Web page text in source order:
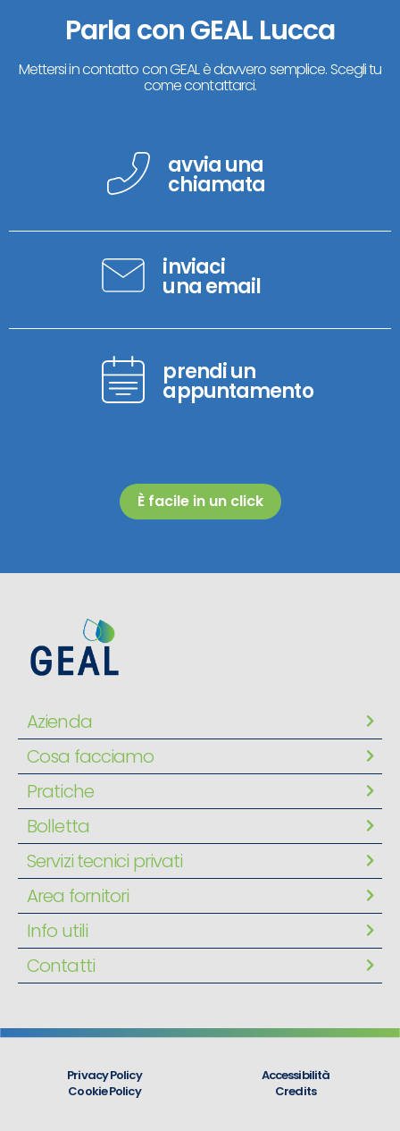
Parla con GEAL Lucca
Mettersi in contatto con GEAL è davvero semplice. Scegli tu
come contattarci.
avvia una
chiamata
inviaci
una email
prendi un
appuntamento
È facile in un click
Azienda
Cosa facciamo
Pratiche
Bolletta
Servizi tecnici privati
Area fornitori
Info utili
Contatti
Privacy Policy
Cookie Policy
Accessibilità
Credits